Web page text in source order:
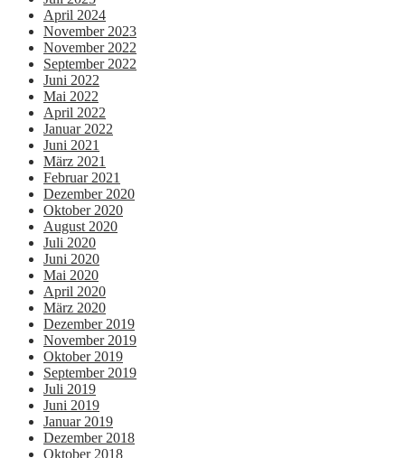
April 2024
November 2023
November 2022
September 2022
Juni 2022
Mai 2022
April 2022
Januar 2022
Juni 2021
März 2021
Februar 2021
Dezember 2020
Oktober 2020
August 2020
Juli 2020
Juni 2020
Mai 2020
April 2020
März 2020
Dezember 2019
November 2019
Oktober 2019
September 2019
Juli 2019
Juni 2019
Januar 2019
Dezember 2018
Oktober 2018